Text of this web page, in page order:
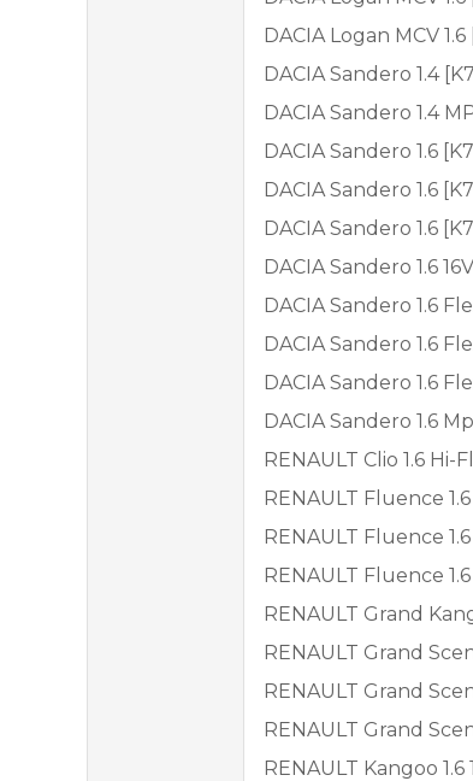
DACIA Logan MCV
DACIA Sandero 1.4
DACIA Sandero 1.4
DACIA Sandero 1.6
DACIA Sandero 1.6
DACIA Sandero 1.6
DACIA Sandero 1.6
DACIA Sandero 1.6
DACIA Sandero 1.6
DACIA Sandero 1.6
DACIA Sandero 1.6
RENAULT Clio 1.6 Hi-
RENAULT Fluence
RENAULT Fluence
RENAULT Fluence
RENAULT Grand
RENAULT Grand
RENAULT Grand
RENAULT Grand
RENAULT Kangoo